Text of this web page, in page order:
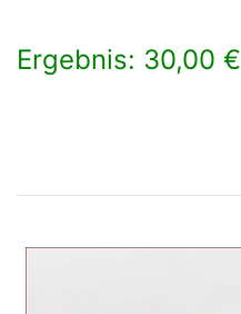
Ergebnis: 30,00 €